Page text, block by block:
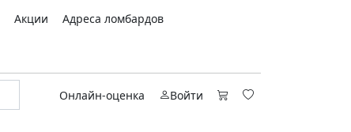
Акции
Адреса ломбардов
Онлайн-оценка Войти